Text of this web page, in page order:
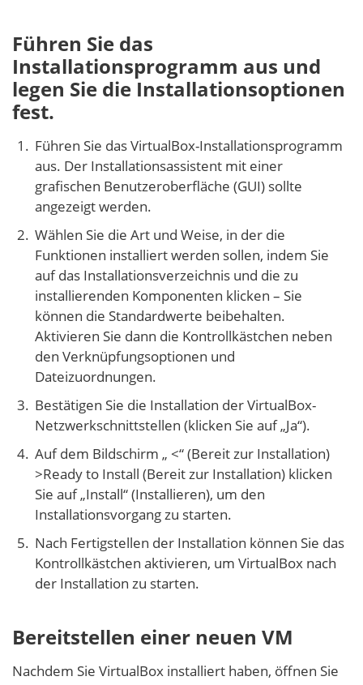
Führen Sie das
Installationsprogramm aus und
legen Sie die Installationsoptionen
fest.
Führen Sie das VirtualBox-Installationsprogramm
aus. Der Installationsassistent mit einer
grafischen Benutzeroberfläche (GUI) sollte
angezeigt werden.
Wählen Sie die Art und Weise, in der die
Funktionen installiert werden sollen, indem Sie
auf das Installationsverzeichnis und die zu
installierenden Komponenten klicken – Sie
können die Standardwerte beibehalten.
Aktivieren Sie dann die Kontrollkästchen neben
den Verknüpfungsoptionen und
Dateizuordnungen.
Bestätigen Sie die Installation der VirtualBox-
Netzwerkschnittstellen (klicken Sie auf „Ja“).
Auf dem Bildschirm „ <“ (Bereit zur Installation)
>Ready to Install (Bereit zur Installation) klicken
Sie auf „Install“ (Installieren), um den
Installationsvorgang zu starten.
Nach Fertigstellen der Installation können Sie das
Kontrollkästchen aktivieren, um VirtualBox nach
der Installation zu starten.
Bereitstellen einer neuen VM
Nachdem Sie VirtualBox installiert haben, öffnen Sie